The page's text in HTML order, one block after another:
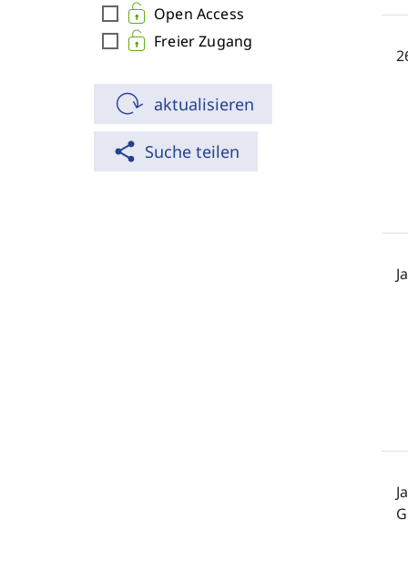
check_box_outline_blank Open Access
check_box_outline_blank Freier Zugang
aktualisieren
share Suche teilen